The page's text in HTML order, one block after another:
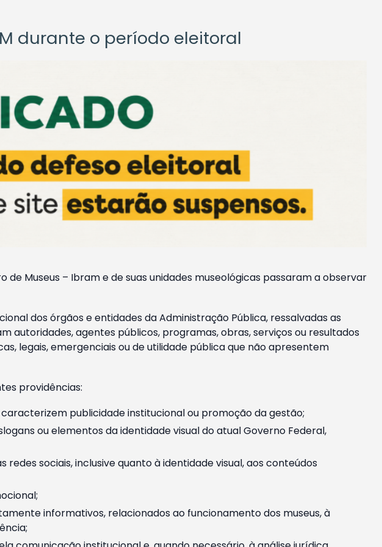
durante o período eleitoral
Museus – Ibram e de suas unidades museológicas passaram a observar
dos órgãos e entidades da Administração Pública, ressalvadas as
autoridades, agentes públicos, programas, obras, serviços ou resultados
legais, emergenciais ou de utilidade pública que não apresentem
providências:
publicidade institucional ou promoção da gestão;
ou elementos da identidade visual do atual Governo Federal,
sociais, inclusive quanto à identidade visual, aos conteúdos
informativos, relacionados ao funcionamento dos museus, à